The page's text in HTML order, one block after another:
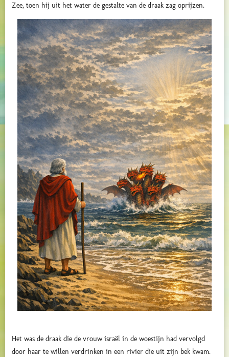
Zee, toen hij uit het water de gestalte van de draak zag oprijzen.
Het was de draak die de vrouw israël in de woestijn had vervolgd
door haar te willen verdrinken in een rivier die uit zijn bek kwam.